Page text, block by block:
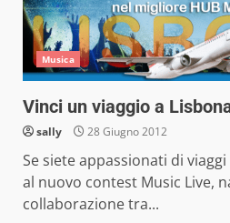
Musica
Vinci un viaggio a
sally 28 Giugno 2012
Se siete appassionati di
al nuovo contest Music Live,
collaborazione tra...